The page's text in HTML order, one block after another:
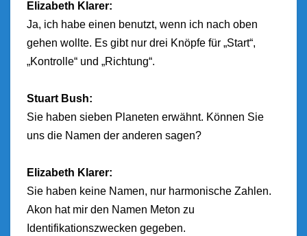
Elizabeth Klarer:
Ja, ich habe einen benutzt, wenn ich nach oben
gehen wollte. Es gibt nur drei Knöpfe für „Start“,
„Kontrolle“ und „Richtung“.
Stuart Bush:
Sie haben sieben Planeten erwähnt. Können Sie
uns die Namen der anderen sagen?
Elizabeth Klarer:
Sie haben keine Namen, nur harmonische Zahlen.
Akon hat mir den Namen Meton zu
Identifikationszwecken gegeben.